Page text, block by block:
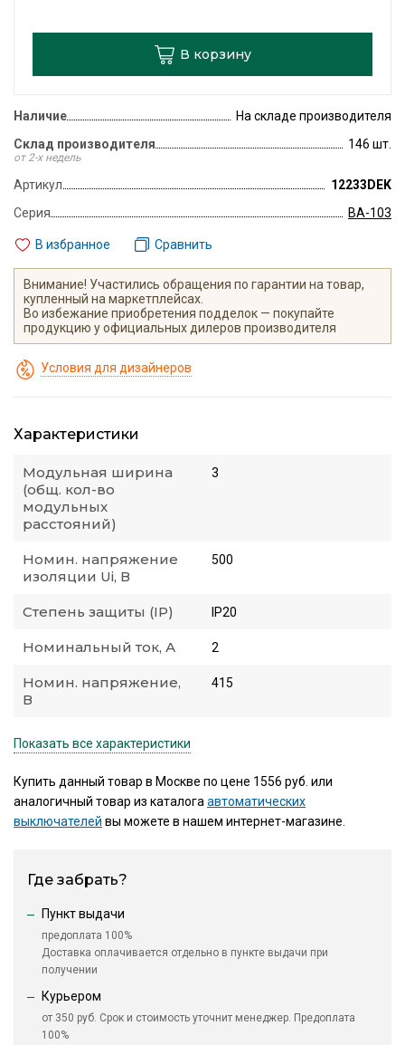
В корзину
Наличие
На складе производителя
Склад производителя
от 2-х недель
146 шт.
Артикул
12233DEK
Серия
ВА-103
В избранное Сравнить
Внимание! Участились обращения по гарантии на товар,
купленный на маркетплейсах.
Во избежание приобретения подделок — покупайте
продукцию у официальных дилеров производителя
Условия для дизайнеров
Характеристики
Модульная ширина
(общ. кол-во
модульных
расстояний)
3
Номин. напряжение
изоляции Ui, В
500
Степень защиты (IP) IP20
Номинальный ток, А 2
Номин. напряжение,
В
415
Показать все характеристики
Купить данный товар в Москве по цене 1556 руб. или
аналогичный товар из каталогаавтоматических
выключателей вы можете в нашем интернет-магазине.
Где забрать?
Пункт выдачи
предоплата 100%
Доставка оплачивается отдельно в пункте выдачи при
получении
Курьером
от 350 руб. Срок и стоимость уточнит менеджер. Предоплата
100%